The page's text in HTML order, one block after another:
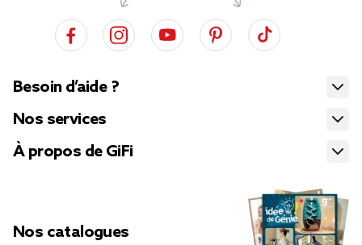
Besoin d’aide ?
Nos services
À propos de GiFi
Nos catalogues